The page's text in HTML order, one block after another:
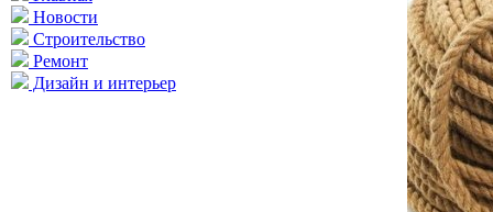
Новости
Строительство
Ремонт
Дизайн и интерьер